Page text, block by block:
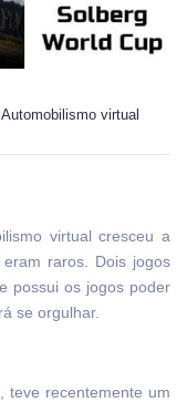
Automobilismo virtual
virtual cresceu a
raros. Dois jogos
possui os jogos poder
se orgulhar.
teve recentemente um